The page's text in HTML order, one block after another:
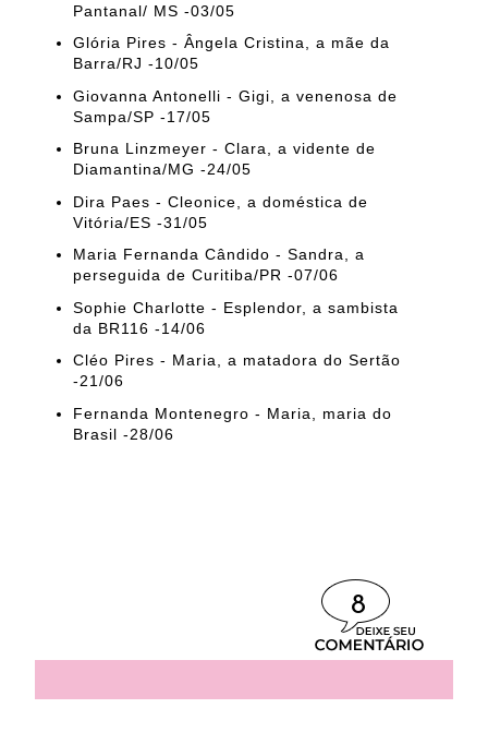
Pantanal/ MS -03/05
Glória Pires - Ângela Cristina, a mãe da
Barra/RJ -10/05
Giovanna Antonelli - Gigi, a venenosa de
Sampa/SP -17/05
Bruna Linzmeyer - Clara, a vidente de
Diamantina/MG -24/05
Dira Paes - Cleonice, a doméstica de
Vitória/ES -31/05
Maria Fernanda Cândido - Sandra, a
perseguida de Curitiba/PR -07/06
Sophie Charlotte - Esplendor, a sambista
da BR116 -14/06
Cléo Pires - Maria, a matadora do Sertão
-21/06
Fernanda Montenegro - Maria, maria do
Brasil -28/06
8